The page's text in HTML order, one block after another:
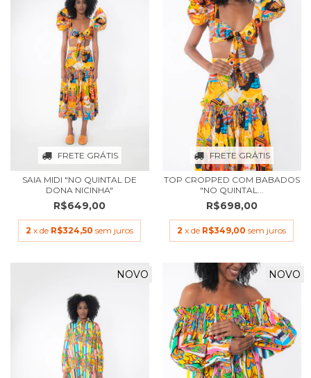
FRETE GRÁTIS
SAIA MIDI "NO QUINTAL DE
DONA NICINHA"
R$649,00
2 x de R$324,50 sem juros
FRETE GRÁTIS
TOP CROPPED COM BABADOS
"NO QUINTAL...
R$698,00
2 x de R$349,00 sem juros
NOVO NOVO